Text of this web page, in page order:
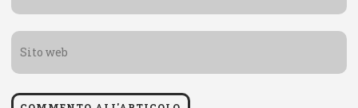
*
web